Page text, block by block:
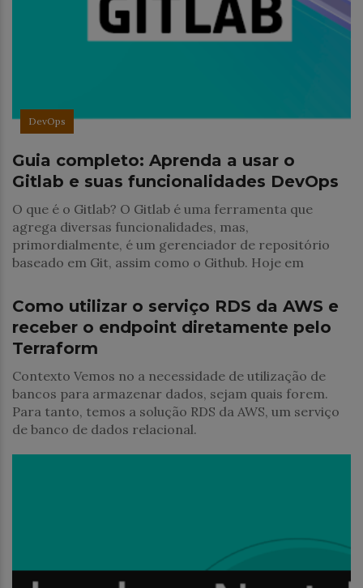
DevOps
Guia completo: Aprenda a usar o
Gitlab e suas funcionalidades DevOps
O que é o Gitlab? O Gitlab é uma ferramenta que
agrega diversas funcionalidades, mas,
primordialmente, é um gerenciador de repositório
baseado em Git, assim como o Github. Hoje em
Cloud
Como utilizar o serviço RDS da AWS e
receber o endpoint diretamente pelo
Terraform
Contexto Vemos no a necessidade de utilização de
bancos para armazenar dados, sejam quais forem.
Para tanto, temos a solução RDS da AWS, um serviço
de banco de dados relacional.